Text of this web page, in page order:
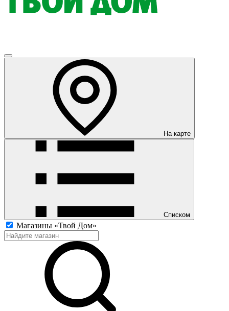
На карте
Списком
Магазины «Твой Дом»